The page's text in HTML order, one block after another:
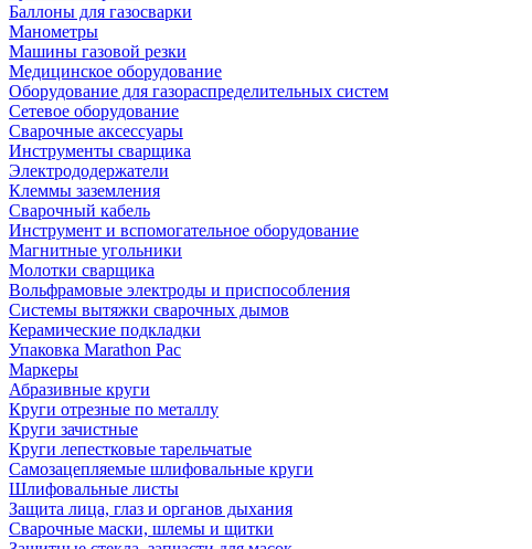
Баллоны для газосварки
Манометры
Машины газовой резки
Медицинское оборудование
Оборудование для газораспределительных систем
Сетевое оборудование
Сварочные аксессуары
Инструменты сварщика
Электрододержатели
Клеммы заземления
Сварочный кабель
Инструмент и вспомогательное оборудование
Магнитные угольники
Молотки сварщика
Вольфрамовые электроды и приспособления
Системы вытяжки сварочных дымов
Керамические подкладки
Упаковка Marathon Pac
Маркеры
Абразивные круги
Круги отрезные по металлу
Круги зачистные
Круги лепестковые тарельчатые
Самозацепляемые шлифовальные круги
Шлифовальные листы
Защита лица, глаз и органов дыхания
Сварочные маски, шлемы и щитки